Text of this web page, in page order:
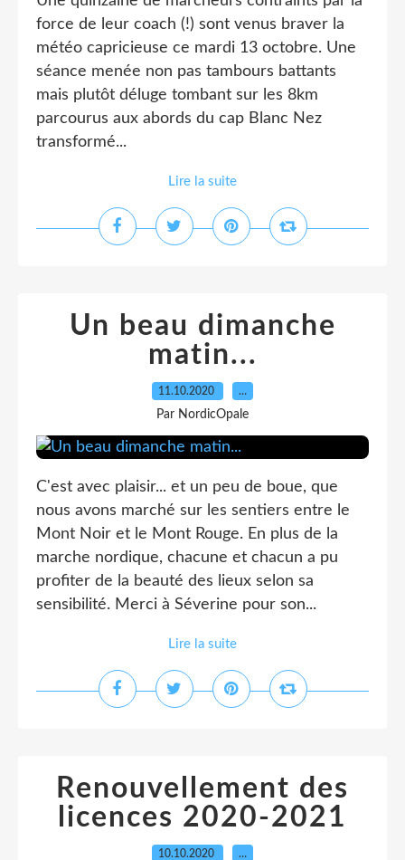
force de leur coach (!) sont venus braver la
météo capricieuse ce mardi 13 octobre. Une
séance menée non pas tambours battants
mais plutôt déluge tombant sur les 8km
parcourus aux abords du cap Blanc Nez
transformé...
Lire la suite
Un beau dimanche
matin...
11.10.2020 …
Par NordicOpale
C'est avec plaisir... et un peu de boue, que
nous avons marché sur les sentiers entre le
Mont Noir et le Mont Rouge. En plus de la
marche nordique, chacune et chacun a pu
profiter de la beauté des lieux selon sa
sensibilité. Merci à Séverine pour son...
Lire la suite
Renouvellement des
licences 2020-2021
10.10.2020 …